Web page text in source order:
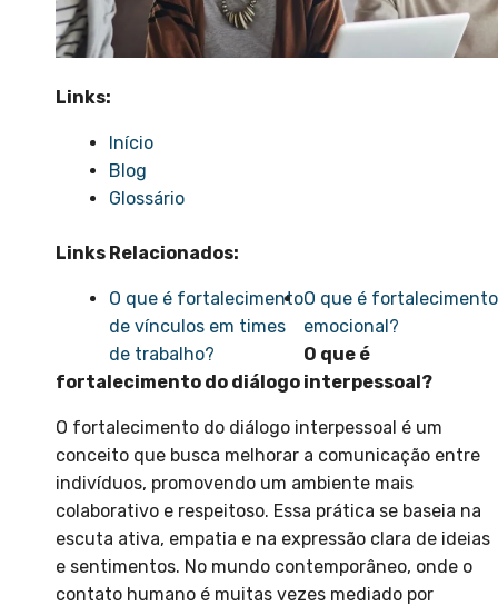
Links:
Início
Blog
Glossário
Links Relacionados:
O que é fortalecimento
de vínculos em times
de trabalho?
O que é fortalecimento
emocional?
O que é
fortalecimento do diálogo interpessoal?
O fortalecimento do diálogo interpessoal é um
conceito que busca melhorar a comunicação entre
indivíduos, promovendo um ambiente mais
colaborativo e respeitoso. Essa prática se baseia na
escuta ativa, empatia e na expressão clara de ideias
e sentimentos. No mundo contemporâneo, onde o
contato humano é muitas vezes mediado por